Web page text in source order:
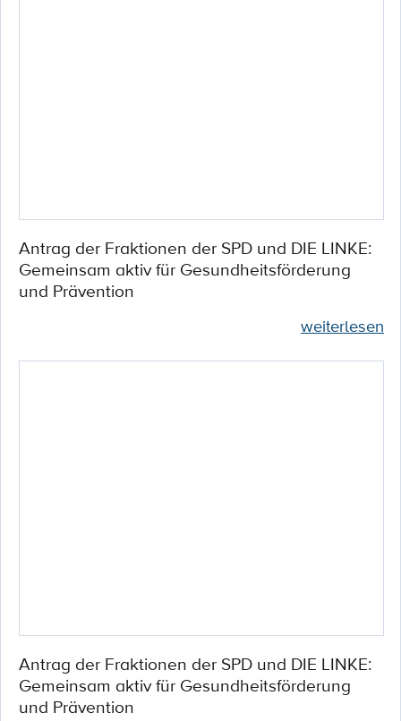
Antrag der Fraktionen der SPD und DIE LINKE:
Gemeinsam aktiv für Gesundheitsförderung
und Prävention
weiterlesen
Antrag der Fraktionen der SPD und DIE LINKE:
Gemeinsam aktiv für Gesundheitsförderung
und Prävention